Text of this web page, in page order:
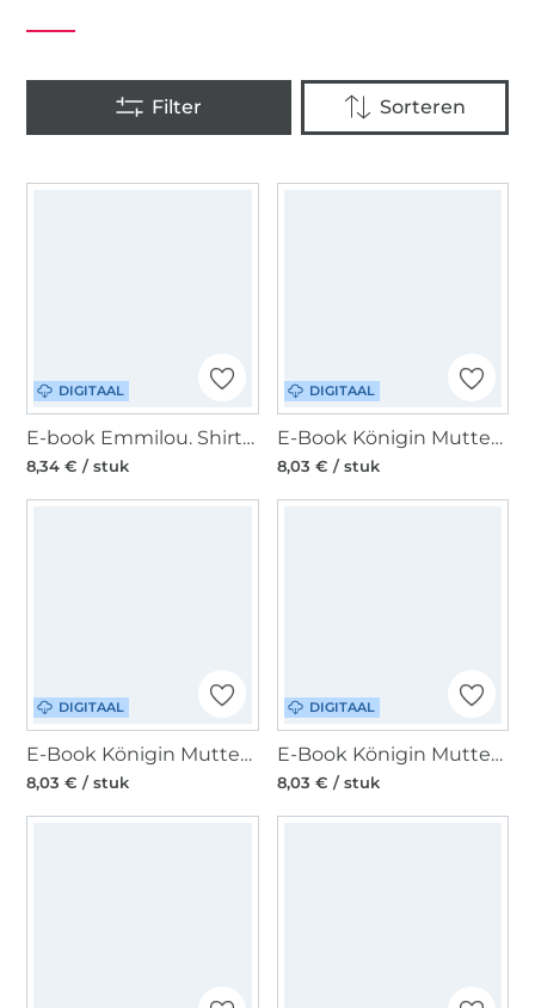
DIGITAAL
E-book Emmilou. Shirt/Kleid Annie Damen, Duits
8,34 € / stuk
DIGITAAL
E-Book Königin Mutter Stillkleid - Tunika Letizia, duits
8,03 € / stuk
DIGITAAL
E-Book Königin Mutter Umstandskleid, Tunika Eugenie, duits
8,03 € / stuk
DIGITAAL
E-Book Königin Mutter Stillpullover Camilla, duits
8,03 € / stuk